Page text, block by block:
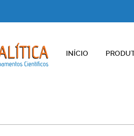
INÍCIO